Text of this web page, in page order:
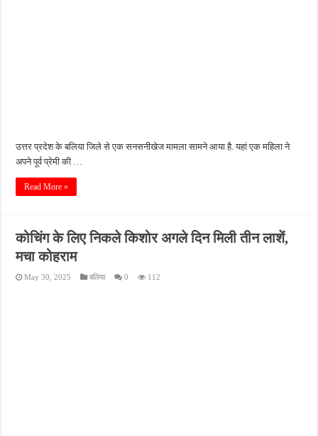
उत्तर प्रदेश के बलिया जिले से एक सनसनीखेज मामला सामने आया है. यहां एक महिला ने
अपने पूर्व प्रेमी की …
Read More »
कोचिंग के लिए निकले किशोर अगले दिन मिली तीन लाशें,
मचा कोहराम
May 30, 2025 बलिया 0 112